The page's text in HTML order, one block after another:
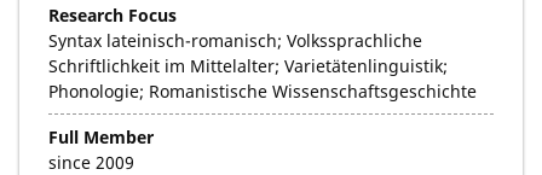
Research Focus
Syntax lateinisch-romanisch; Volkssprachliche
Schriftlichkeit im Mittelalter; Varietätenlinguistik;
Phonologie; Romanistische Wissenschaftsgeschichte
Full Member
since 2009